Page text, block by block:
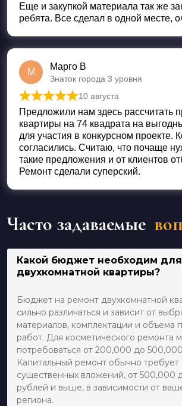
Еще и закупкой материала так же
ребята. Все сделал в одной месте,
М
Марго В
Знаток города 3 уровня
Оценка5 из 5
10 августа
Предложили нам здесь рассчитать
квартиры на 74 квадрата на
для участия в конкурсном проекте.
согласились. Считаю, что почаще
такие предложения и от клиентов
Ремонт сделали суперский.
Часто задаваемые
Какой бюджет необходим
двухкомнатной квартиры?
Бюджет на ремонт двухкомнатной
сильно различаться и зависит от
материалов, комплектации и объема
работ. Для косметического ремонта
потребоваться от 200,000 до
Капитальный ремонт обычно требует
существенных вложений, от 500,000
рублей и выше, в зависимости от
региона.